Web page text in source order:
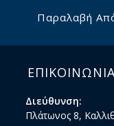
Παραλαβή
Διεύθυνση:
Πλάτωνος 8,